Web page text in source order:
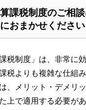
課税制度のご相
おまかせください
税制度」は、非常に
税よりも複雑な仕組
、メリット・デメリ
上で適用する必要があ